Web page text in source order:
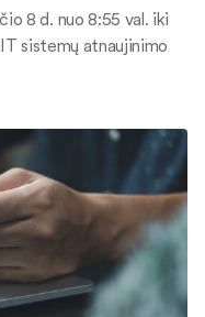
8 d. nuo 8:55 val. iki
sistemų atnaujinimo